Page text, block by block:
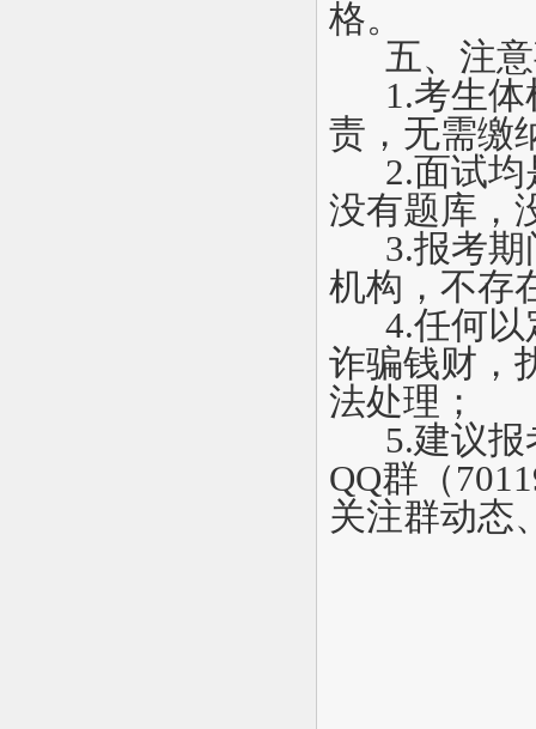
格。
五、注
1.考生
责，无需缴
2.面试均
没有题库，
3.报考期
机构，不存
4.任何以
诈骗钱财，
法处理；
5.建议
QQ群（
关注群动态